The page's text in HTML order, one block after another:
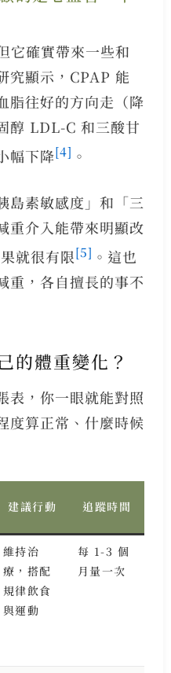
它確實帶來一些和
究顯示，CPAP 能
脂往好的方向走（降
醇 LDL-C 和三酸甘
幅下降[4] 。
島素敏感度」和「三
重介入能帶來明顯改
就很有限[5] 。這也
重，各自擅長的事不
的體重變化？
表，你一眼就能對照
度算正常、什麼時候
建議行動 追蹤時間
維持治
療，搭配
規律飲食
與運動
每 1-3 個
月量一次